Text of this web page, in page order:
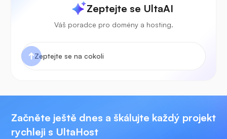
Zeptejte se UltaAI
Váš poradce pro domény a hosting.
Začněte ještě dnes a škálujte každý projekt
rychleji s UltaHost